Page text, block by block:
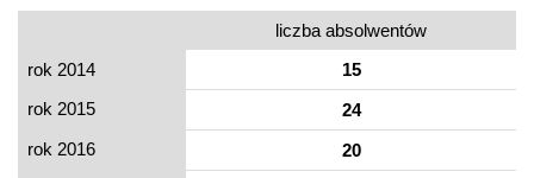
liczba absolwentów
rok 2014
15
rok 2015
24
rok 2016
20